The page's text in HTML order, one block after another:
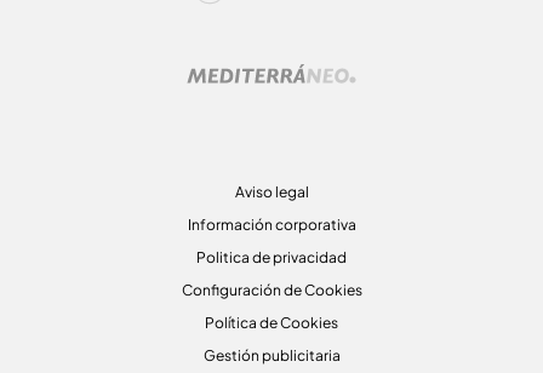
Aviso legal
Información corporativa
Politica de privacidad
Configuración de Cookies
Política de Cookies
Gestión publicitaria